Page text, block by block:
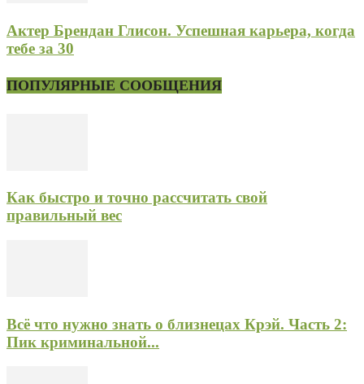
Актер Брендан Глисон. Успешная карьера, когда
тебе за 30
ПОПУЛЯРНЫЕ СООБЩЕНИЯ
Как быстро и точно рассчитать свой
правильный вес
Всё что нужно знать о близнецах Крэй. Часть 2:
Пик криминальной...